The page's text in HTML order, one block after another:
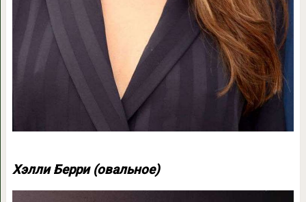
Хэлли Берри (овальное)